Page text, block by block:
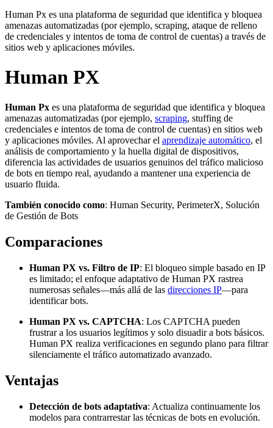
Human Px es una plataforma de seguridad que identifica y bloquea
amenazas automatizadas (por ejemplo, scraping, ataque de relleno
de credenciales y intentos de toma de control de cuentas) a través de
sitios web y aplicaciones móviles.
Human PX
Human Px es una plataforma de seguridad que identifica y bloquea
amenazas automatizadas (por ejemplo, scraping, stuffing de
credenciales e intentos de toma de control de cuentas) en sitios web
y aplicaciones móviles. Al aprovechar el aprendizaje automático, el
análisis de comportamiento y la huella digital de dispositivos,
diferencia las actividades de usuarios genuinos del tráfico malicioso
de bots en tiempo real, ayudando a mantener una experiencia de
usuario fluida.
También conocido como: Human Security, PerimeterX, Solución
de Gestión de Bots
Comparaciones
Human PX vs. Filtro de IP: El bloqueo simple basado en IP
es limitado; el enfoque adaptativo de Human PX rastrea
numerosas señales—más allá de las direcciones IP—para
identificar bots.
Human PX vs. CAPTCHA: Los CAPTCHA pueden
frustrar a los usuarios legítimos y solo disuadir a bots básicos.
Human PX realiza verificaciones en segundo plano para filtrar
silenciamente el tráfico automatizado avanzado.
Ventajas
Detección de bots adaptativa: Actualiza continuamente los
modelos para contrarrestar las técnicas de bots en evolución.